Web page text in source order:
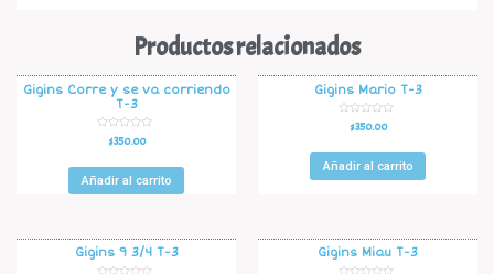
Productos relacionados
Gigins Corre y se va corriendo
T-3
o
r
a
d
0
d
e
5
$350.00
Añadir al carrito
Gigins Mario T-3
o
r
a
d
e
5
$350.00
Añadir al carrito
Gigins 9 3/4 T-3 Gigins Miau T-3